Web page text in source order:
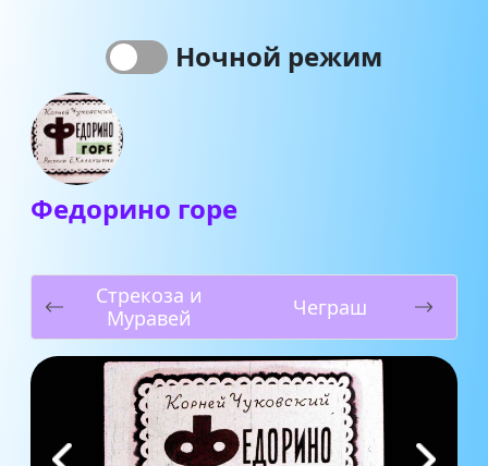
Ночной режим
Федорино горе
Стрекоза и
Муравей
Чеграш